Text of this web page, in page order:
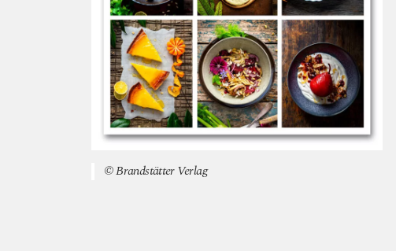
© Brandstätter Verlag